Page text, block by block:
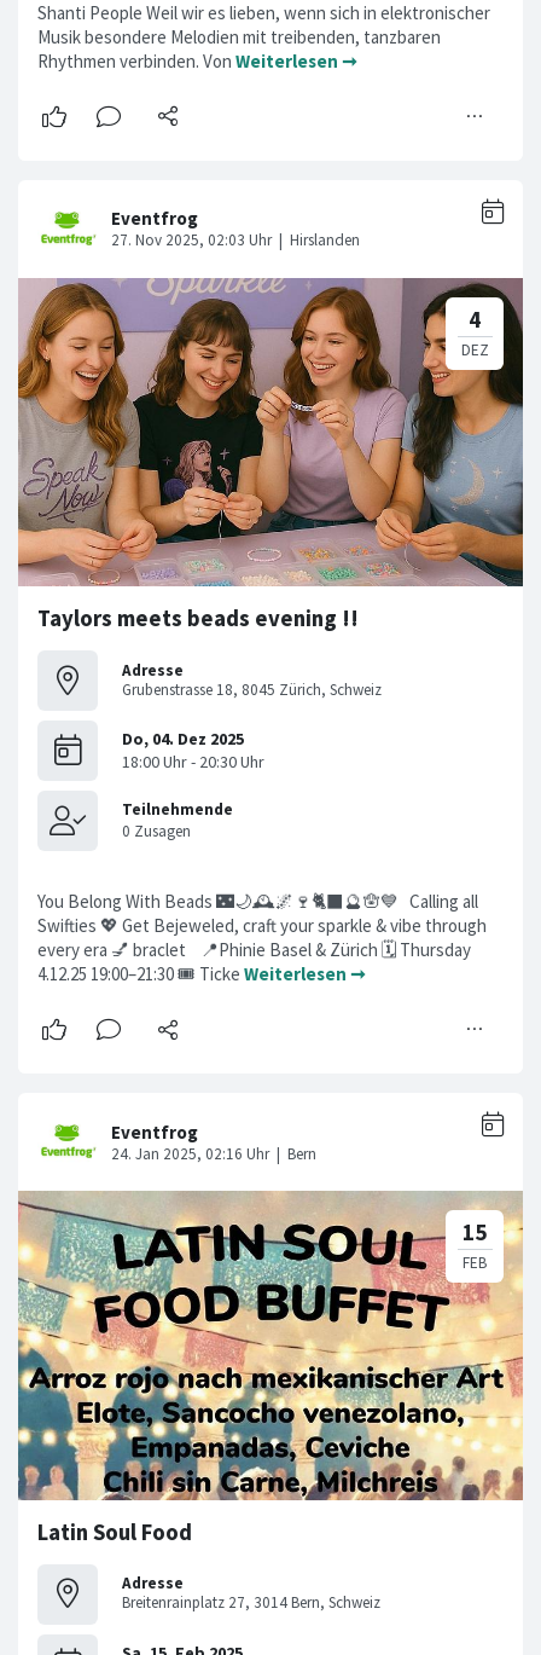
Shanti People Weil wir es lieben, wenn sich in elektronischer
Musik besondere Melodien mit treibenden, tanzbaren
Rhythmen verbinden. Von Weiterlesen ➞
Taylors meets beads evening !!
Adresse
Grubenstrasse 18, 8045 Zürich, Schweiz
You Belong With Beads 🌃🌙🕰️🌌🍷🐈‍⬛🔮🪬💙 Calling all
Swifties 💖 Get Bejeweled, craft your sparkle & vibe through
every era 💅 braclet 📍Phinie Basel & Zürich 🗓️ Thursday
4.12.25 19:00–21:30 🎟️ Ticke Weiterlesen ➞
Latin Soul Food
Adresse
Breitenrainplatz 27, 3014 Bern, Schweiz